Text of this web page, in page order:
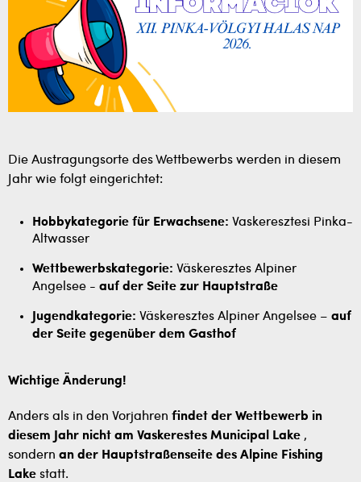
Die Austragungsorte des Wettbewerbs werden in diesem
Jahr wie folgt eingerichtet:
Hobbykategorie für Erwachsene: Vaskeresztesi Pinka-
Altwasser
Wettbewerbskategorie: Väskeresztes Alpiner
Angelsee - auf der Seite zur Hauptstraße
Jugendkategorie: Väskeresztes Alpiner Angelsee – auf
der Seite gegenüber dem Gasthof
Wichtige Änderung!
Anders als in den Vorjahren findet der Wettbewerb in
diesem Jahr nicht am Vaskerestes Municipal Lake ,
sondern an der Hauptstraßenseite des Alpine Fishing
Lake statt.